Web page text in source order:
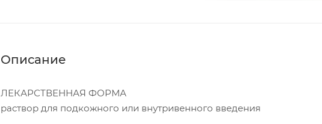
Описание
ЛЕКАРСТВЕННАЯ ФОРМА
раствор для подкожного или внутривенного введения